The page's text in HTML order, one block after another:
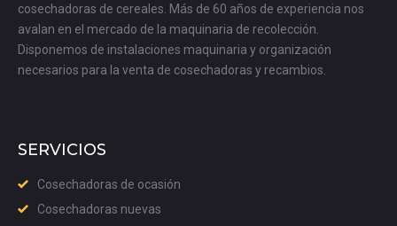
cosechadoras de cereales. Más de 60 años de experiencia nos
avalan en el mercado de la maquinaria de recolección.
Disponemos de instalaciones maquinaria y organización
necesarios para la venta de cosechadoras y recambios.
SERVICIOS
Cosechadoras de ocasión
Cosechadoras nuevas